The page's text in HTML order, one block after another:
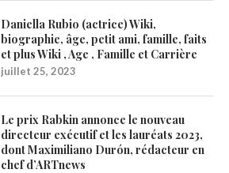
Daniella Rubio (actrice) Wiki,
biographie, âge, petit ami, famille, faits
et plus Wiki , Age , Famille et Carrière
juillet 25, 2023
Le prix Rabkin annonce le nouveau
directeur exécutif et les lauréats 2023,
dont Maximiliano Durón, rédacteur en
chef d’ARTnews